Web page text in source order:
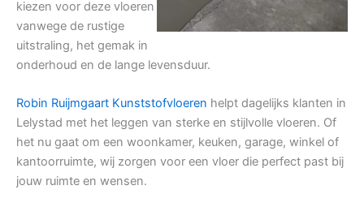
kiezen voor deze vloeren
vanwege de rustige
uitstraling, het gemak in
onderhoud en de lange levensduur.
Robin Ruijmgaart Kunststofvloeren helpt dagelijks klanten in
Lelystad met het leggen van sterke en stijlvolle vloeren. Of
het nu gaat om een woonkamer, keuken, garage, winkel of
kantoorruimte, wij zorgen voor een vloer die perfect past bij
jouw ruimte en wensen.